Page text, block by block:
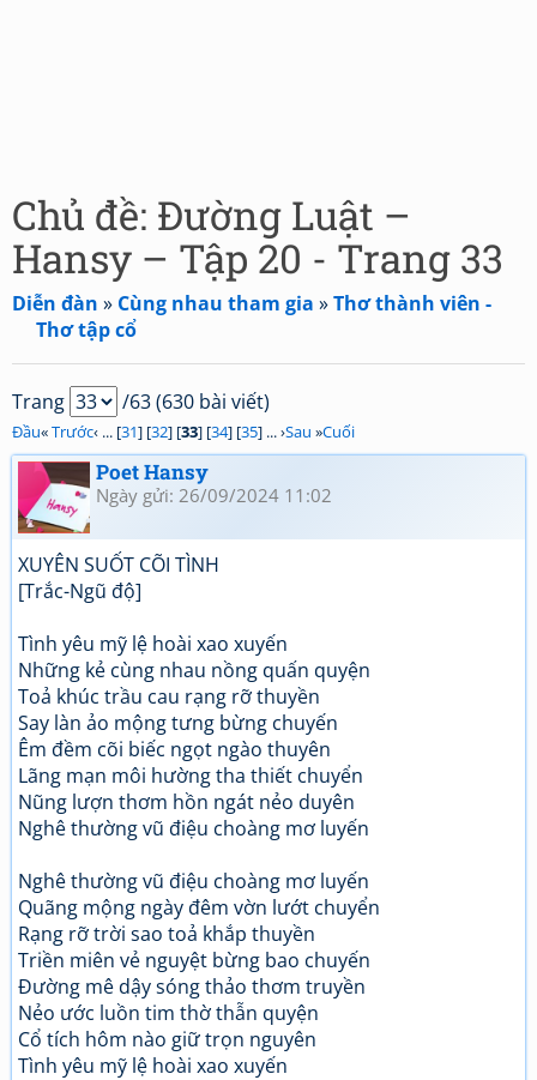
Chủ đề: Đường Luật –
Hansy – Tập 20 - Trang 33
Diễn đàn » Cùng nhau tham gia »Thơ thành viên -
Thơ tập cổ
Trang /63 (630 bài viết)
Đầu«Trước‹ ... [31] [32] [33] [34] [35] ... ›Sau »Cuối
Poet Hansy
Ngày gửi: 26/09/2024 11:02
XUYÊN SUỐT CÕI TÌNH
[Trắc-Ngũ độ]
Tình yêu mỹ lệ hoài xao xuyến
Những kẻ cùng nhau nồng quấn quyện
Toả khúc trầu cau rạng rỡ thuyền
Say làn ảo mộng tưng bừng chuyến
Êm đềm cõi biếc ngọt ngào thuyên
Lãng mạn môi hường tha thiết chuyển
Nũng lượn thơm hồn ngát nẻo duyên
Nghê thường vũ điệu choàng mơ luyến
Nghê thường vũ điệu choàng mơ luyến
Quãng mộng ngày đêm vờn lướt chuyển
Rạng rỡ trời sao toả khắp thuyền
Triền miên vẻ nguyệt bừng bao chuyến
Đường mê dậy sóng thảo thơm truyền
Nẻo ước luồn tim thờ thẫn quyện
Cổ tích hôm nào giữ trọn nguyên
Tình yêu mỹ lệ hoài xao xuyến